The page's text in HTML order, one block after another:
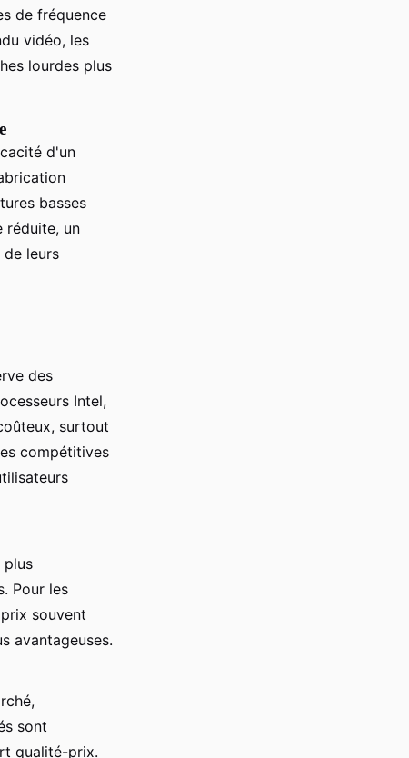
de fréquence
vidéo, les
lourdes plus
d'un
basses
réduite, un
leurs
des
Intel,
surtout
compétitives
plus
Pour les
souvent
avantageuses.
sont
qualité-prix.